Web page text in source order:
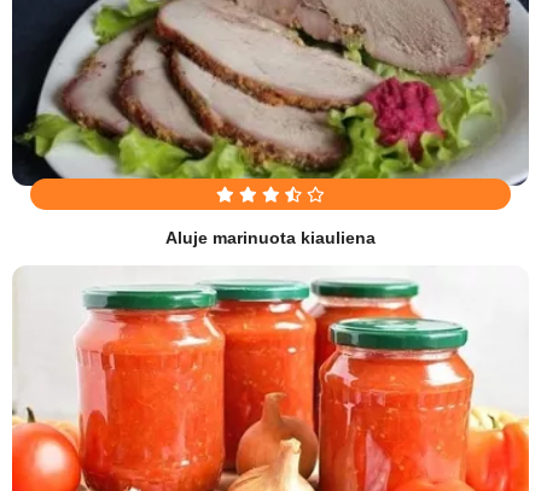
Aluje marinuota kiauliena